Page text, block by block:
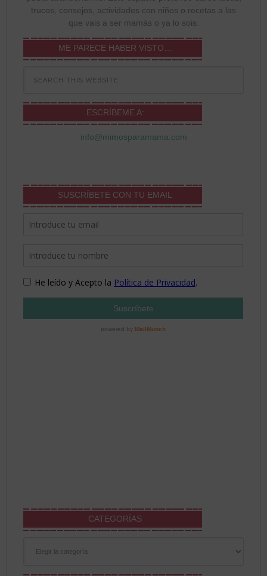
trucos, consejos, actividades con niños o recetas a las
que vais a ser mamás o ya lo sois.
ME PARECE HABER VISTO…
ESCRÍBEME A:
info@mimosparamama.com
SUSCRÍBETE CON TU EMAIL
CATEGORÍAS